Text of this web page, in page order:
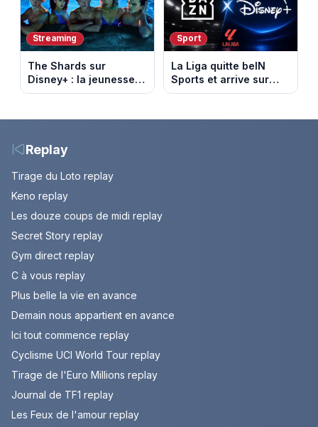
Streaming
The Shards sur
Disney+ : la jeunesse
dorée de Los Angeles
les années 80
Sport
La Liga quitte beIN
Sports et arrive sur
DAZN et Disney+ en
Replay
Tirage du Loto replay
Keno replay
Les douze coups de midi replay
Secret Story replay
Gym direct replay
C à vous replay
Plus belle la vie en avance
Demain nous appartient en avance
Ici tout commence replay
Cyclisme UCI World Tour replay
Tirage de l'Euro Millions replay
Journal de TF1 replay
Les Feux de l'amour replay